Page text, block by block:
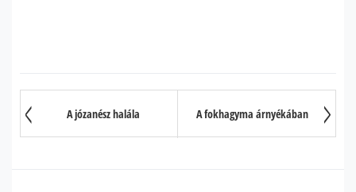
A józanész halála A fokhagyma árnyékában